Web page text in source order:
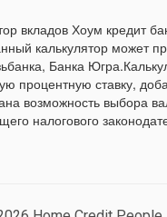
вкладов Хоум кредит
калькулятор может
Банка
процентную ставку,
возможность выбора
налогового